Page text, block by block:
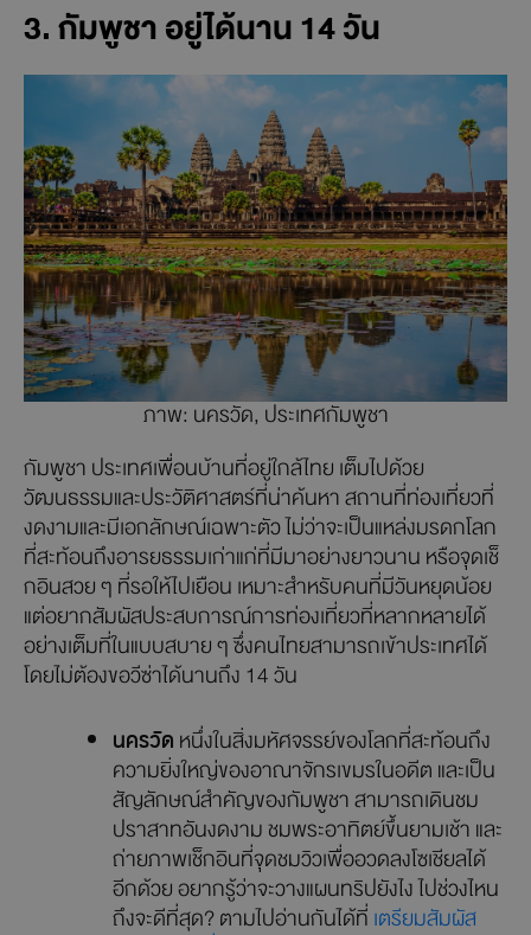
3. กัมพูชา อยู่ได้นาน 14 วัน
ภาพ: นครวัด, ประเทศกัมพูชา
กัมพูชา ประเทศเพื่อนบ้านที่อยู่ใกล้ไทย เต็มไปด้วย
วัฒนธรรมและประวัติศาสตร์ที่น่าค้นหา สถานที่ท่องเที่ยวที่
งดงามและมีเอกลักษณ์เฉพาะตัว ไม่ว่าจะเป็นแหล่งมรดกโลก
ที่สะท้อนถึงอารยธรรมเก่าแก่ที่มีมาอย่างยาวนาน หรือจุดเช็
กอินสวย ๆ ที่รอให้ไปเยือน เหมาะสำหรับคนที่มีวันหยุดน้อย
แต่อยากสัมผัสประสบการณ์การท่องเที่ยวที่หลากหลายได้
อย่างเต็มที่ในแบบสบาย ๆ ซึ่งคนไทยสามารถเข้าประเทศได้
โดยไม่ต้องขอวีซ่าได้นานถึง 14 วัน
นครวัด หนึ่งในสิ่งมหัศจรรย์ของโลกที่สะท้อนถึง
ความยิ่งใหญ่ของอาณาจักรเขมรในอดีต และเป็น
สัญลักษณ์สำคัญของกัมพูชา สามารถเดินชม
ปราสาทอันงดงาม ชมพระอาทิตย์ขึ้นยามเช้า และ
ถ่ายภาพเช็กอินที่จุดชมวิวเพื่ออวดลงโซเชียลได้
อีกด้วย อยากรู้ว่าจะวางแผนทริปยังไง ไปช่วงไหน
ถึงจะดีที่สุด? ตามไปอ่านกันได้ที่เตรียมสัมผัส